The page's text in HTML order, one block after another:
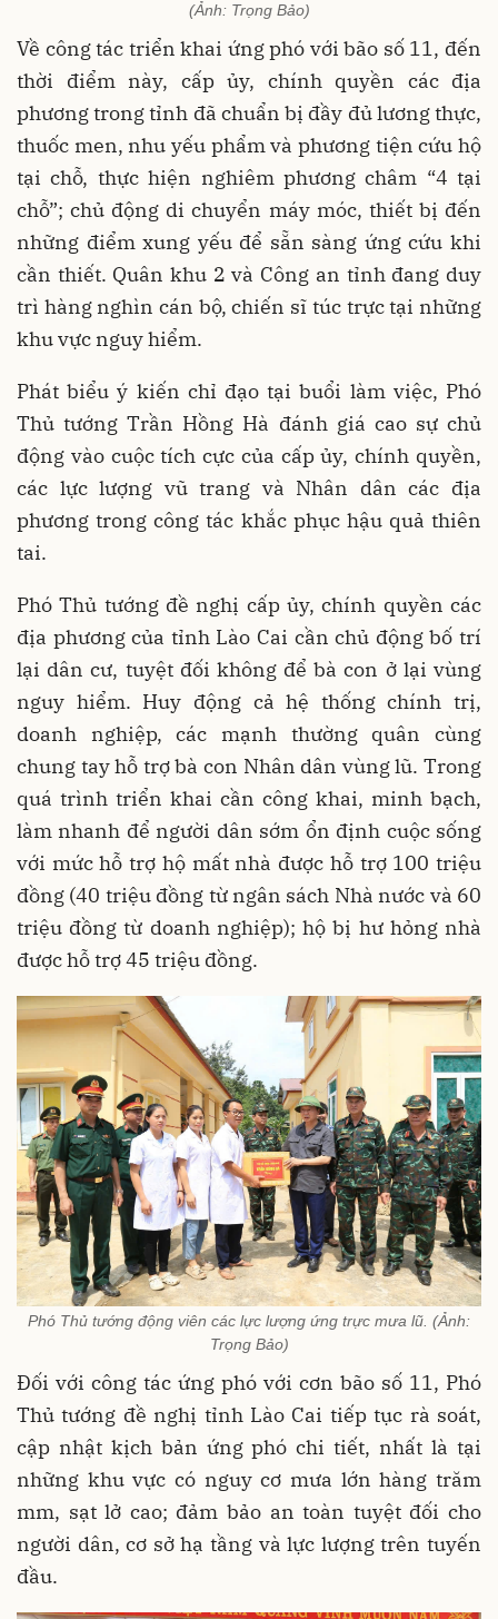
(Ảnh: Trọng Bảo)
Về công tác triển khai ứng phó với bão số 11, đến
thời điểm này, cấp ủy, chính quyền các địa
phương trong tỉnh đã chuẩn bị đầy đủ lương thực,
thuốc men, nhu yếu phẩm và phương tiện cứu hộ
tại chỗ, thực hiện nghiêm phương châm “4 tại
chỗ”; chủ động di chuyển máy móc, thiết bị đến
những điểm xung yếu để sẵn sàng ứng cứu khi
cần thiết. Quân khu 2 và Công an tỉnh đang duy
trì hàng nghìn cán bộ, chiến sĩ túc trực tại những
khu vực nguy hiểm.
Phát biểu ý kiến chỉ đạo tại buổi làm việc, Phó
Thủ tướng Trần Hồng Hà đánh giá cao sự chủ
động vào cuộc tích cực của cấp ủy, chính quyền,
các lực lượng vũ trang và Nhân dân các địa
phương trong công tác khắc phục hậu quả thiên
tai.
Phó Thủ tướng đề nghị cấp ủy, chính quyền các
địa phương của tỉnh Lào Cai cần chủ động bố trí
lại dân cư, tuyệt đối không để bà con ở lại vùng
nguy hiểm. Huy động cả hệ thống chính trị,
doanh nghiệp, các mạnh thường quân cùng
chung tay hỗ trợ bà con Nhân dân vùng lũ. Trong
quá trình triển khai cần công khai, minh bạch,
làm nhanh để người dân sớm ổn định cuộc sống
với mức hỗ trợ hộ mất nhà được hỗ trợ 100 triệu
đồng (40 triệu đồng từ ngân sách Nhà nước và 60
triệu đồng từ doanh nghiệp); hộ bị hư hỏng nhà
được hỗ trợ 45 triệu đồng.
Phó Thủ tướng động viên các lực lượng ứng trực mưa lũ. (Ảnh:
Trọng Bảo)
Đối với công tác ứng phó với cơn bão số 11, Phó
Thủ tướng đề nghị tỉnh Lào Cai tiếp tục rà soát,
cập nhật kịch bản ứng phó chi tiết, nhất là tại
những khu vực có nguy cơ mưa lớn hàng trăm
mm, sạt lở cao; đảm bảo an toàn tuyệt đối cho
người dân, cơ sở hạ tầng và lực lượng trên tuyến
đầu.